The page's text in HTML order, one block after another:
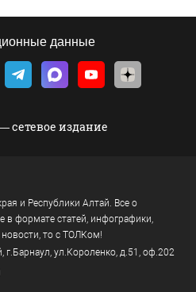
данные
сетевое издание
и Республики Алтай. Все о
в формате статей, инфографики,
то с ТОЛКом!
г.Барнаул, ул.Короленко, д.51, оф.202